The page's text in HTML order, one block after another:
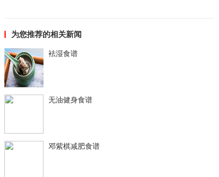
为您推荐的相关新闻
袪湿食谱
无油健身食谱
邓紫棋减肥食谱